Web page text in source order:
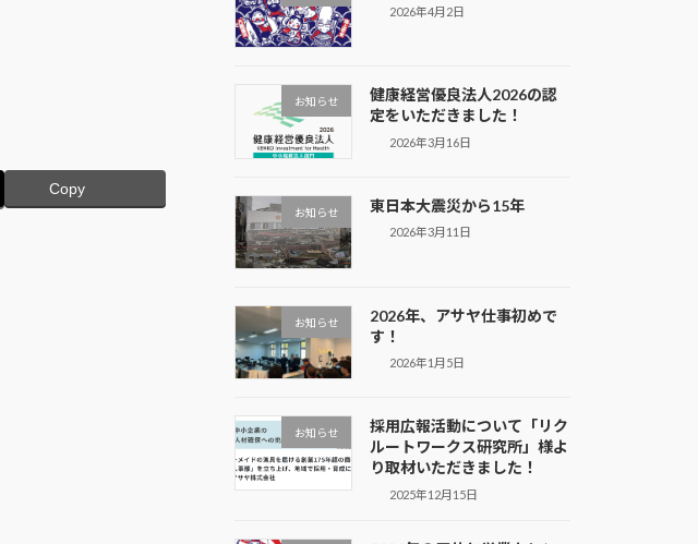
Copy
2026年4月2日
お知らせ
健康経営優良法人2026の認
定をいただきました！
2026年3月16日
お知らせ 東日本大震災から15年
2026年3月11日
お知らせ
2026年、アサヤ仕事初めで
す！
2026年1月5日
お知らせ
採用広報活動について「リク
ルートワークス研究所」様よ
り取材いただきました！
2025年12月15日